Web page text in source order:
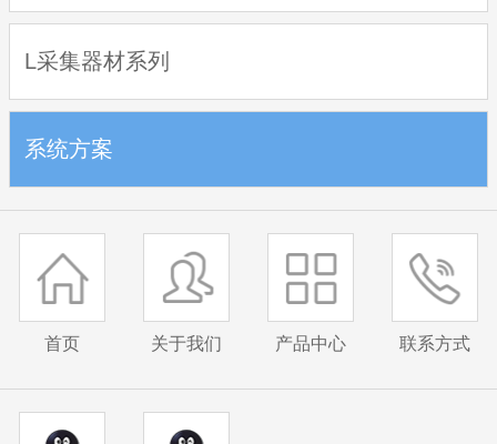
L采集器材系列
系统方案
首页 关于我们 产品中心 联系方式